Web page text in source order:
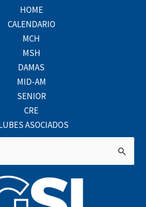
HOME
CALENDARIO
MCH
MSH
DAMAS
MID-AM
SENIOR
CRE
ASOCIADOS